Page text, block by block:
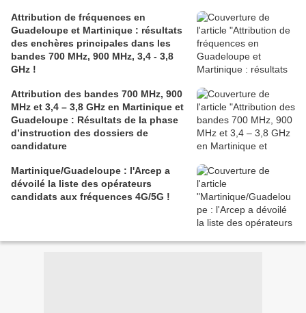
Attribution de fréquences en
Guadeloupe et Martinique : résultats
des enchères principales dans les
bandes 700 MHz, 900 MHz, 3,4 - 3,8
GHz !
Attribution des bandes 700 MHz, 900
MHz et 3,4 – 3,8 GHz en Martinique et
Guadeloupe : Résultats de la phase
d’instruction des dossiers de
candidature
Martinique/Guadeloupe : l'Arcep a
dévoilé la liste des opérateurs
candidats aux fréquences 4G/5G !